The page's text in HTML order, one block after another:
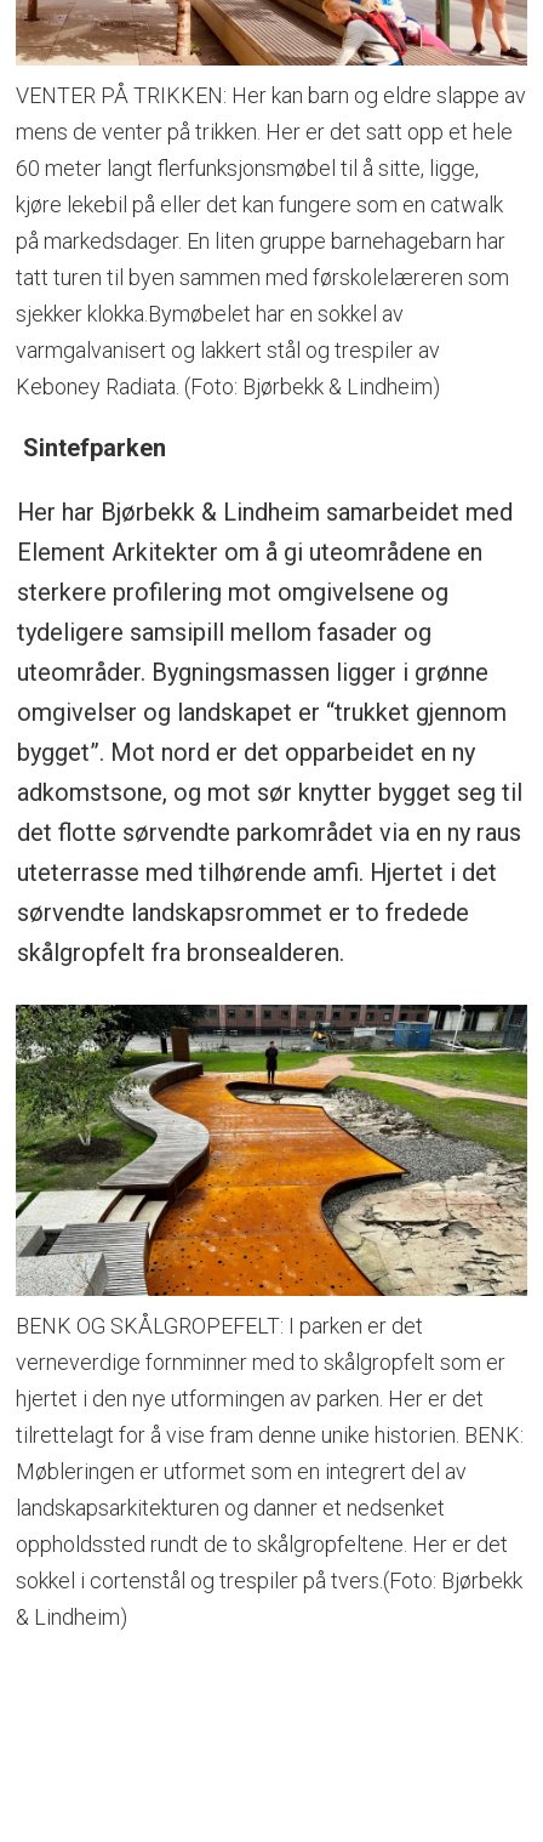
VENTER PÅ TRIKKEN: Her kan barn og eldre slappe av
mens de venter på trikken. Her er det satt opp et hele
60 meter langt flerfunksjonsmøbel til å sitte, ligge,
kjøre lekebil på eller det kan fungere som en catwalk
på markedsdager. En liten gruppe barnehagebarn har
tatt turen til byen sammen med førskolelæreren som
sjekker klokka.Bymøbelet har en sokkel av
varmgalvanisert og lakkert stål og trespiler av
Keboney Radiata. (Foto: Bjørbekk & Lindheim)
Sintefparken
Her har Bjørbekk & Lindheim samarbeidet med
Element Arkitekter om å gi uteområdene en
sterkere profilering mot omgivelsene og
tydeligere samsipill mellom fasader og
uteområder. Bygningsmassen ligger i grønne
omgivelser og landskapet er “trukket gjennom
bygget”. Mot nord er det opparbeidet en ny
adkomstsone, og mot sør knytter bygget seg til
det flotte sørvendte parkområdet via en ny raus
uteterrasse med tilhørende amfi. Hjertet i det
sørvendte landskapsrommet er to fredede
skålgropfelt fra bronsealderen.
BENK OG SKÅLGROPEFELT: I parken er det
verneverdige fornminner med to skålgropfelt som er
hjertet i den nye utformingen av parken. Her er det
tilrettelagt for å vise fram denne unike historien. BENK:
Møbleringen er utformet som en integrert del av
landskapsarkitekturen og danner et nedsenket
oppholdssted rundt de to skålgropfeltene. Her er det
sokkel i cortenstål og trespiler på tvers.(Foto: Bjørbekk
& Lindheim)